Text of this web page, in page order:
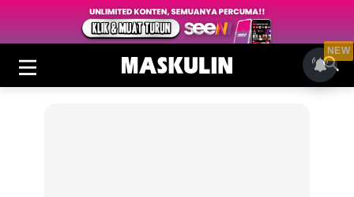
NEW